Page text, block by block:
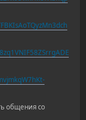
общения со